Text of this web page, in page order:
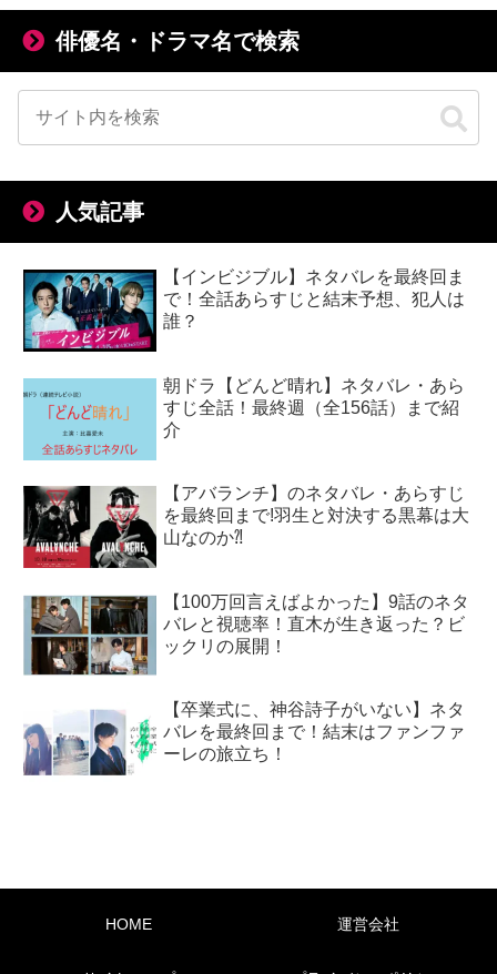
俳優名・ドラマ名で検索
人気記事
【インビジブル】ネタバレを最終回ま
で！全話あらすじと結末予想、犯人は
誰？
朝ドラ【どんど晴れ】ネタバレ・あら
すじ全話！最終週（全156話）まで紹
介
【アバランチ】のネタバレ・あらすじ
を最終回まで!羽生と対決する黒幕は大
山なのか⁈
【100万回言えばよかった】9話のネタ
バレと視聴率！直木が生き返った？ビ
ックリの展開！
【卒業式に、神谷詩子がいない】ネタ
バレを最終回まで！結末はファンファ
ーレの旅立ち！
HOME 運営会社